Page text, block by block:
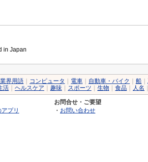
in Japan
業界用語 コンピュータ 電車 自動車・バイク 船
活 ヘルスケア 趣味 スポーツ 生物 食品 人名
プリ
お問合せ・ご要望
・ お問い合わせ